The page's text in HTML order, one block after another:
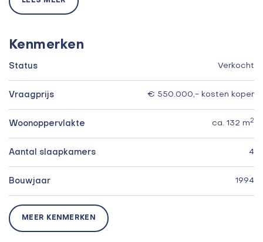
Kenmerken
Status Verkocht
Vraagprijs € 550.000,- kosten koper
Woonoppervlakte ca. 132 m2
Aantal slaapkamers 4
Bouwjaar 1994
MEER KENMERKEN